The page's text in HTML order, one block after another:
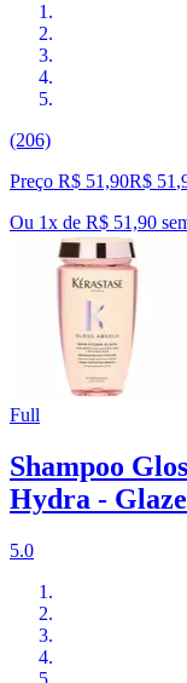
(206)
Preço R$ 51,90R$ 51 ,
Ou 1x de R$ 51,90
Full
Shampoo
Hydra - Glaze
5.0